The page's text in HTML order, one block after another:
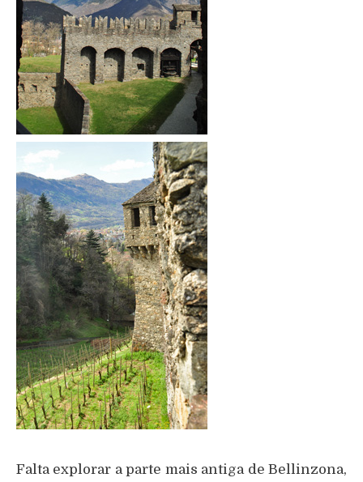
Falta explorar a parte mais antiga de Bellinzona,